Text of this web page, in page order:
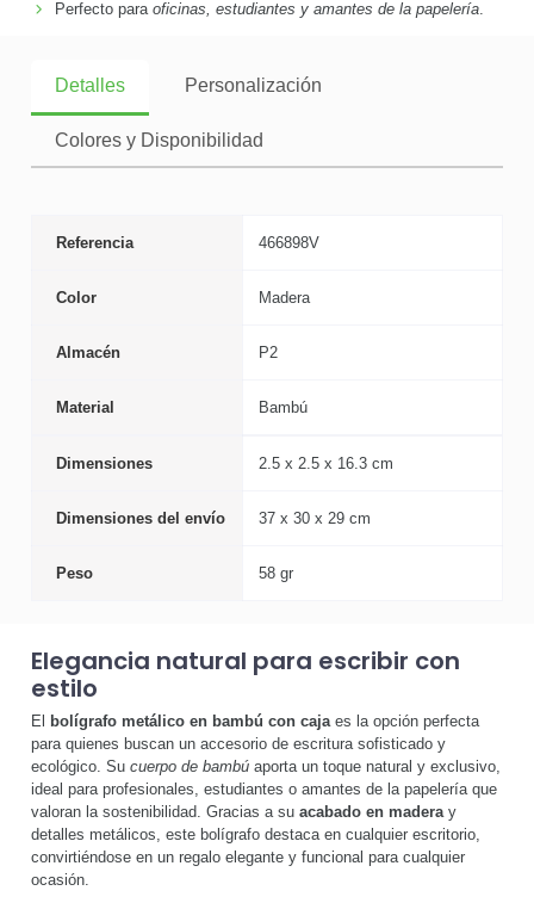
Perfecto para oficinas, estudiantes y amantes de la papelería.
Detalles Personalización
Colores y Disponibilidad
Referencia 466898V
Color Madera
Almacén P2
Material Bambú
Dimensiones 2.5 x 2.5 x 16.3 cm
Dimensiones del envío 37 x 30 x 29 cm
Peso 58 gr
Elegancia natural para escribir con
estilo
El bolígrafo metálico en bambú con cajaes la opción perfecta
para quienes buscan un accesorio de escritura sofisticado y
ecológico. Su cuerpo de bambú aporta un toque natural y exclusivo,
ideal para profesionales, estudiantes o amantes de la papelería que
valoran la sostenibilidad. Gracias a su acabado en maderay
detalles metálicos, este bolígrafo destaca en cualquier escritorio,
convirtiéndose en un regalo elegante y funcional para cualquier
ocasión.